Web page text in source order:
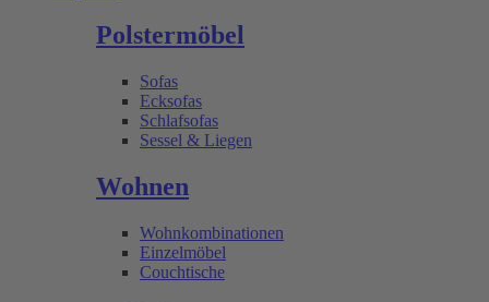
Polstermöbel
Sofas
Ecksofas
Schlafsofas
Sessel & Liegen
Wohnen
Wohnkombinationen
Einzelmöbel
Couchtische